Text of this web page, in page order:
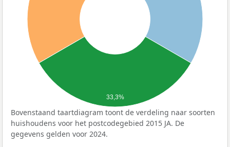
33,3%
Bovenstaand taartdiagram toont de verdeling naar soorten
huishoudens voor het postcodegebied 2015 JA. De
gegevens gelden voor 2024.